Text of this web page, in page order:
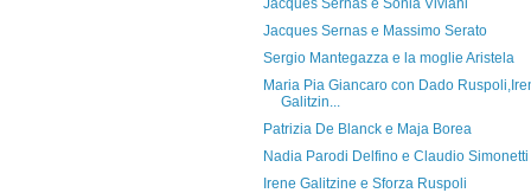
Jacques Sernas e Sonia Viviani
Jacques Sernas e Massimo Serato
Sergio Mantegazza e la moglie Aristela
Maria Pia Giancaro con Dado
Galitzin...
Patrizia De Blanck e Maja Borea
Nadia Parodi Delfino e Claudio Simonetti
Irene Galitzine e Sforza Ruspoli